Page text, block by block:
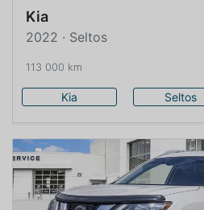
Kia
2022 · Seltos
113 000 km
Kia Seltos